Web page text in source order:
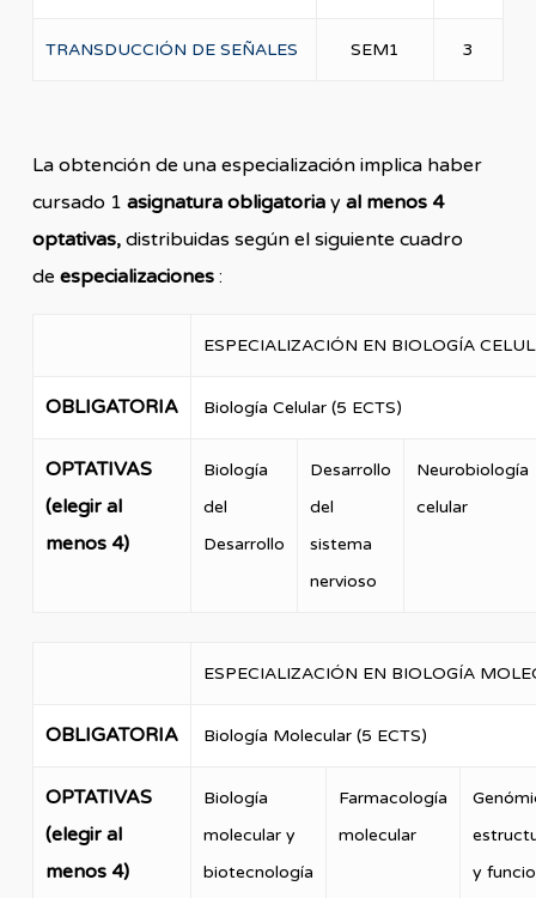
TRANSDUCCIÓN DE SEÑALES SEM1 3
La obtención de una especialización implica haber
cursado 1 asignatura obligatoria y al menos 4
optativas, distribuidas según el siguiente cuadro
de especializaciones :
ESPECIALIZACIÓN EN BIOLOGÍA
OBLIGATORIA Biología Celular (5 ECTS)
OPTATIVAS
(elegir al
menos 4)
Biología
del
Desarrollo
Desarrollo
del
sistema
nervioso
Neurobiología
celular
ESPECIALIZACIÓN EN BIOLOGÍA
OBLIGATORIA Biología Molecular (5 ECTS)
OPTATIVAS
(elegir al
menos 4)
Biología
molecular y
biotecnología
Farmacología
molecular
y